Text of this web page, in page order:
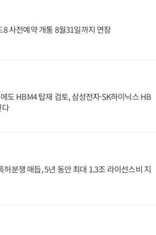
사전예약 개통 8월31일까지 연장
도 HBM4 탑재 검토, 삼성전자·SK하이닉스 HB
허분쟁 매듭, 5년 동안 최대 1.3조 라이선스비 지